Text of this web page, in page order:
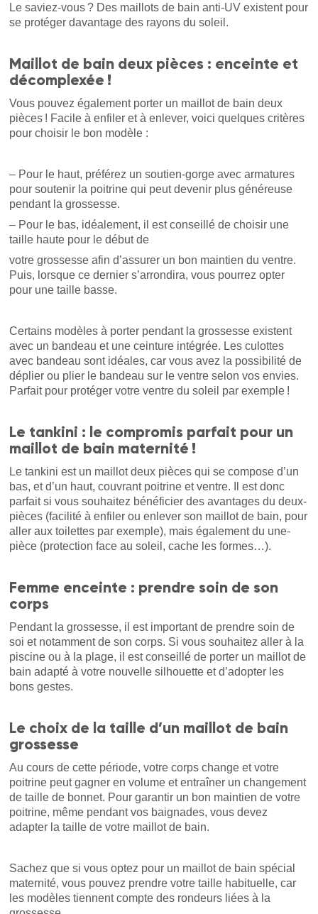
Le saviez-vous ? Des maillots de bain anti-UV existent pour
se protéger davantage des rayons du soleil.
Maillot de bain deux pièces : enceinte et
décomplexée !
Vous pouvez également porter un maillot de bain deux
pièces ! Facile à enfiler et à enlever, voici quelques critères
pour choisir le bon modèle :
– Pour le haut, préférez un soutien-gorge avec armatures
pour soutenir la poitrine qui peut devenir plus généreuse
pendant la grossesse.
– Pour le bas, idéalement, il est conseillé de choisir une
taille haute pour le début de
votre grossesse afin d’assurer un bon maintien du ventre.
Puis, lorsque ce dernier s’arrondira, vous pourrez opter
pour une taille basse.
Certains modèles à porter pendant la grossesse existent
avec un bandeau et une ceinture intégrée. Les culottes
avec bandeau sont idéales, car vous avez la possibilité de
déplier ou plier le bandeau sur le ventre selon vos envies.
Parfait pour protéger votre ventre du soleil par exemple !
Le tankini : le compromis parfait pour un
maillot de bain maternité !
Le tankini est un maillot deux pièces qui se compose d’un
bas, et d’un haut, couvrant poitrine et ventre. Il est donc
parfait si vous souhaitez bénéficier des avantages du deux-
pièces (facilité à enfiler ou enlever son maillot de bain, pour
aller aux toilettes par exemple), mais également du une-
pièce (protection face au soleil, cache les formes…).
Femme enceinte : prendre soin de son
corps
Pendant la grossesse, il est important de prendre soin de
soi et notamment de son corps. Si vous souhaitez aller à la
piscine ou à la plage, il est conseillé de porter un maillot de
bain adapté à votre nouvelle silhouette et d’adopter les
bons gestes.
Le choix de la taille d’un maillot de bain
grossesse
Au cours de cette période, votre corps change et votre
poitrine peut gagner en volume et entraîner un changement
de taille de bonnet. Pour garantir un bon maintien de votre
poitrine, même pendant vos baignades, vous devez
adapter la taille de votre maillot de bain.
Sachez que si vous optez pour un maillot de bain spécial
maternité, vous pouvez prendre votre taille habituelle, car
les modèles tiennent compte des rondeurs liées à la